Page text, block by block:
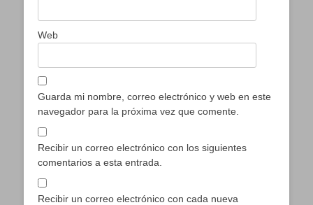
Web
Guarda mi nombre, correo electrónico y web en este
navegador para la próxima vez que comente.
Recibir un correo electrónico con los siguientes
comentarios a esta entrada.
Recibir un correo electrónico con cada nueva